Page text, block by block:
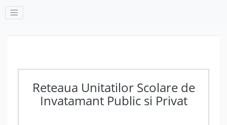
Reteaua Unitatilor Scolare de
Invatamant Public si Privat